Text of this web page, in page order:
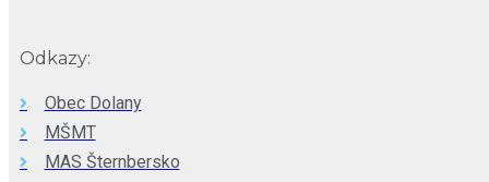
Odkazy:
Obec Dolany
MŠMT
MAS Šternbersko